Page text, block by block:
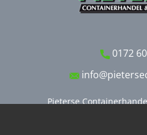
0172
Pieterse